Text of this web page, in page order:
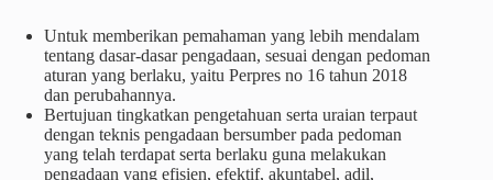
Untuk memberikan pemahaman yang lebih mendalam
tentang dasar-dasar pengadaan, sesuai dengan pedoman
aturan yang berlaku, yaitu Perpres no 16 tahun 2018
dan perubahannya.
Bertujuan tingkatkan pengetahuan serta uraian terpaut
dengan teknis pengadaan bersumber pada pedoman
yang telah terdapat serta berlaku guna melakukan
pengadaan yang efisien, efektif, akuntabel, adil,